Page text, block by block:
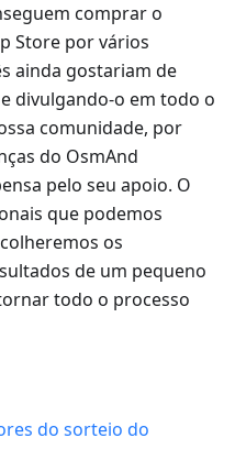
comprar o
Store por vários
ainda gostariam de
divulgando-o em todo o
comunidade, por
do OsmAnd
pelo seu apoio. O
que podemos
os
de um pequeno
todo o processo
do sorteio do